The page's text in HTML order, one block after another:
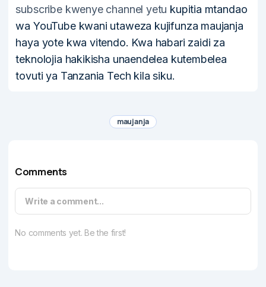
subscribe kwenye channel yetu kupitia mtandao
wa YouTube kwani utaweza kujifunza maujanja
haya yote kwa vitendo. Kwa habari zaidi za
teknolojia hakikisha unaendelea kutembelea
tovuti ya Tanzania Tech kila siku.
maujanja
Comments
Write a comment...
No comments yet. Be the first!